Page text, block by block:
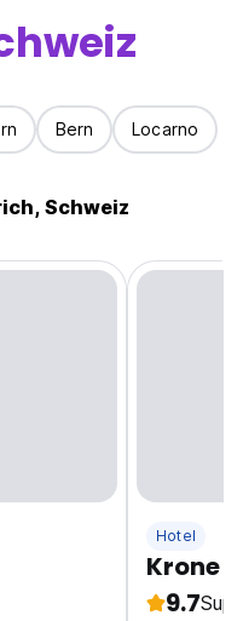
Bern Locarno
Schweiz
Hotel
Krone
9.7